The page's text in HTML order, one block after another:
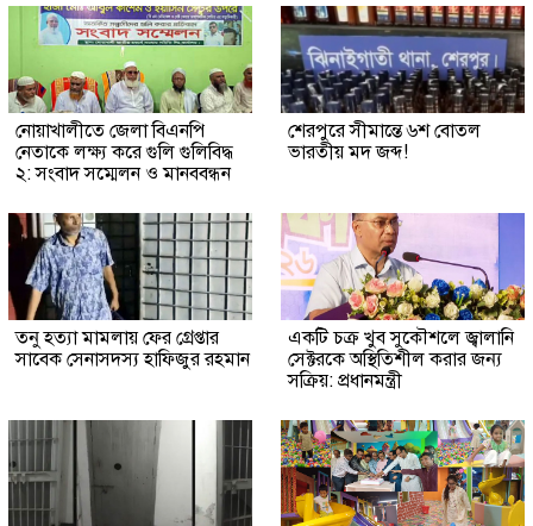
নোয়াখালীতে জেলা বিএনপি
নেতাকে লক্ষ্য করে গুলি গুলিবিদ্ধ
২: সংবাদ সম্মেলন ও মানববন্ধন
শেরপুরে সীমান্তে ৬শ বোতল
ভারতীয় মদ জব্দ!
তনু হত্যা মামলায় ফের গ্রেপ্তার
সাবেক সেনাসদস্য হাফিজুর রহমান
একটি চক্র খুব সুকৌশলে জ্বালানি
সেক্টরকে অস্থিতিশীল করার জন্য
সক্রিয়: প্রধানমন্ত্রী